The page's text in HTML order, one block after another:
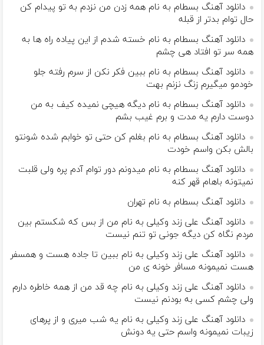
دانلود آهنگ بسطام به نام همه زدن من نزدم به تو پیدام کن
حال توام بدتر از قبله
دانلود آهنگ بسطام به نام خسته شدم از این پیاده راه ها به
همه سر تو افتاد هی چشم
دانلود آهنگ بسطام به نام ببین فکر نکن از سرم رفته جلو
خودمو میگیرم زنگ نزنم بهت
دانلود آهنگ بسطام به نام دیگه هیچی نمیده کیف به من
دوست دارم یه مدت و برم غیب بشم
دانلود آهنگ بسطام به نام بغلم کن حتی تو خوابم شده شونتو
بالش بکن واسم خودت
دانلود آهنگ بسطام به نام میدونم دور توام آدم پره ولی قلبت
نمیتونه باهام قهر کنه
دانلود آهنگ بسطام به نام تهران
دانلود آهنگ علی زند وکیلی به نام من از بس كه شكستم بین
مردم نگاه كن دیگه جونى تو تنم نیست
دانلود آهنگ علی زند وکیلی به نام ببین تا جاده هست و همسفر
هست نمیمونه مسافر خونه ی من
دانلود آهنگ علی زند وکیلی به نام چه قد من از همه خاطره دارم
ولی چشم كسی به بودنم نیست
دانلود آهنگ علی زند وکیلی به نام یه شب میرى و از پرهای
زيبات نمیمونه واسم حتی یه دونش